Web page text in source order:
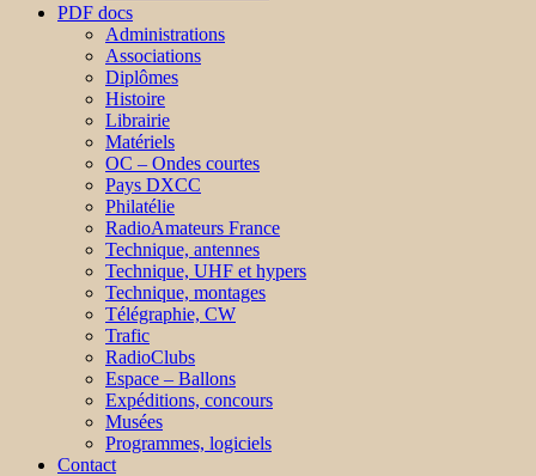
PDF docs
Administrations
Associations
Diplômes
Histoire
Librairie
Matériels
OC – Ondes courtes
Pays DXCC
Philatélie
RadioAmateurs France
Technique, antennes
Technique, UHF et hypers
Technique, montages
Télégraphie, CW
Trafic
RadioClubs
Espace – Ballons
Expéditions, concours
Musées
Programmes, logiciels
Contact